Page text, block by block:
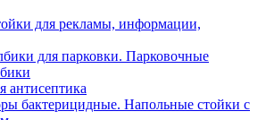
для рекламы, информации,
для парковки. Парковочные
антисептика
бактерицидные. Напольные стойки с